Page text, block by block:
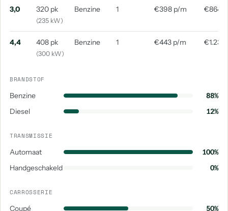
3,0 320 pk
(235 kW)
Benzine 1 €398 p/m €864
4,4 408 pk
(300 kW)
Benzine 1 €443 p/m €1.235
BRANDSTOF
Benzine
88%
Diesel
12%
TRANSMISSIE
Automaat
100%
Handgeschakeld
0%
CARROSSERIE
Coupé
50%